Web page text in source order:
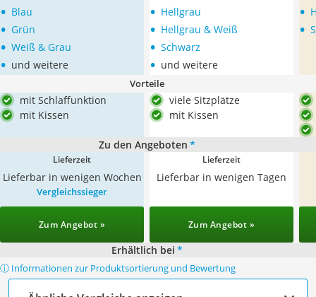
• Blau
• Grün
• Weiß & Grau
• und weitere
• Hellgrau
• Hellgrau & Weiß
• Schwarz
• und weitere
•
•
Vorteile
mit Schlaffunktion
mit Kissen
viele Sitzplätze
mit Kissen
Zu den Angeboten *
Lieferzeit
Lieferbar in wenigen Wochen
Lieferzeit
Lieferbar in wenigen Tagen
Vergleichssieger
Zum Angebot » Zum Angebot »
Erhältlich bei *
ⓘ Informationen zur Produktsortierung und Bewertung